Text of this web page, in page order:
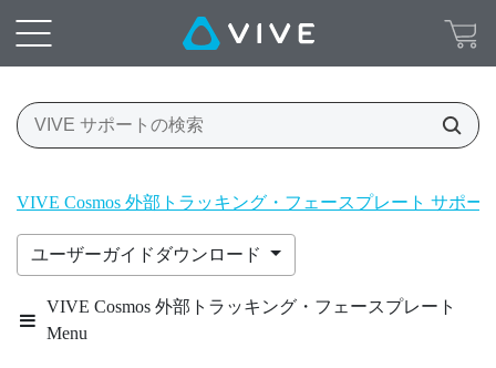
VIVE Cosmos 外部トラッキング・フェースプレート サポー
ユーザーガイドダウンロード
VIVE Cosmos 外部トラッキング・フェースプレート
Menu